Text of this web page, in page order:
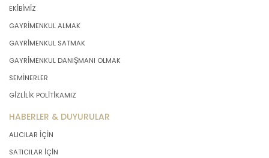
EKİBİMİZ
GAYRİMENKUL ALMAK
GAYRİMENKUL SATMAK
GAYRİMENKUL DANIŞMANI OLMAK
SEMİNERLER
GİZLİLİK POLİTİKAMIZ
HABERLER & DUYURULAR
ALICILAR İÇİN
SATICILAR İÇİN